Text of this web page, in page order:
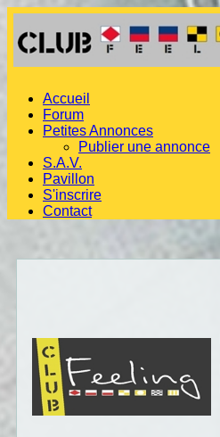
Accueil
Forum
Petites Annonces
Publier une annonce
S.A.V.
Pavillon
S'inscrire
Contact